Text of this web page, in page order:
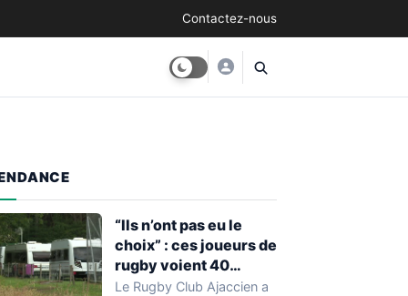
Contactez-nous
“Ils n’ont pas eu le
choix” : ces joueurs de
rugby voient 40
caravanes de gens du
Le Rugby Club Ajaccien a